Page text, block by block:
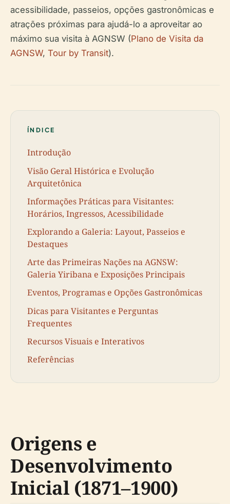
acessibilidade, passeios, opções gastronômicas e
atrações próximas para ajudá-lo a aproveitar ao
máximo sua visita à AGNSW (Plano de Visita da
AGNSW, Tour by Transit).
ÍNDICE
Introdução
Visão Geral Histórica e Evolução
Arquitetônica
Informações Práticas para Visitantes:
Horários, Ingressos, Acessibilidade
Explorando a Galeria: Layout, Passeios e
Destaques
Arte das Primeiras Nações na AGNSW:
Galeria Yiribana e Exposições Principais
Eventos, Programas e Opções Gastronômicas
Dicas para Visitantes e Perguntas
Frequentes
Recursos Visuais e Interativos
Referências
Origens e
Desenvolvimento
Inicial (1871–1900)